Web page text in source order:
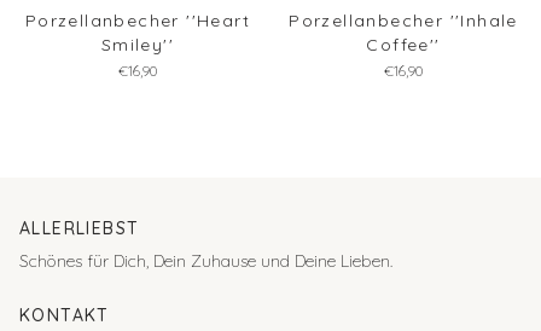
Porzellanbecher ''Heart
Smiley''
€16,90
Porzellanbecher ''Inhale
Coffee''
€16,90
ALLERLIEBST
Schönes für Dich, Dein Zuhause und Deine Lieben.
KONTAKT